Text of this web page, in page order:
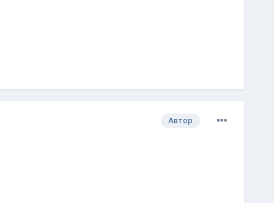
Автор